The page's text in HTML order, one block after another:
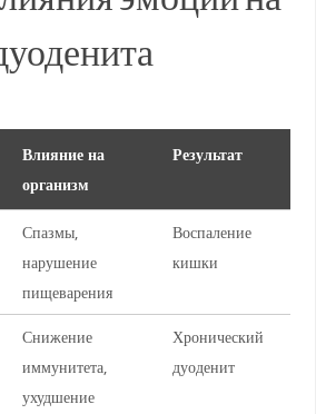
Влияние на
организм
Результат
Спазмы,
нарушение
пищеварения
Воспаление
кишки
Снижение
иммунитета,
ухудшение
Хронический
дуоденит